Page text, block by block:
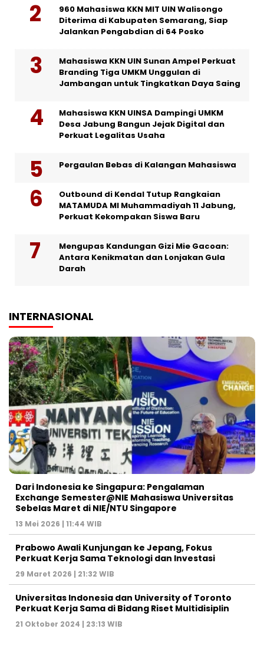
960 Mahasiswa KKN MIT UIN Walisongo
Diterima di Kabupaten Semarang, Siap
Jalankan Pengabdian di 64 Posko
Mahasiswa KKN UIN Sunan Ampel Perkuat
Branding Tiga UMKM Unggulan di
Jambangan untuk Tingkatkan Daya Saing
Mahasiswa KKN UINSA Dampingi UMKM
Desa Jabung Bangun Jejak Digital dan
Perkuat Legalitas Usaha
Pergaulan Bebas di Kalangan Mahasiswa
Outbound di Kendal Tutup Rangkaian
MATAMUDA MI Muhammadiyah 11 Jabung,
Perkuat Kekompakan Siswa Baru
Mengupas Kandungan Gizi Mie Gacoan:
Antara Kenikmatan dan Lonjakan Gula
Darah
INTERNASIONAL
Dari Indonesia ke Singapura: Pengalaman
Exchange Semester@NIE Mahasiswa Universitas
Sebelas Maret di NIE/NTU Singapore
13 Mei 2026 | 11:44 WIB
Prabowo Awali Kunjungan ke Jepang, Fokus
Perkuat Kerja Sama Teknologi dan Investasi
29 Maret 2026 | 21:32 WIB
Universitas Indonesia dan University of Toronto
Perkuat Kerja Sama di Bidang Riset Multidisiplin
21 Oktober 2024 | 23:13 WIB